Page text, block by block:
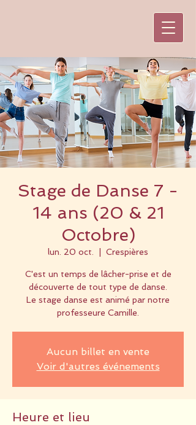
Stage de Danse 7 -
14 ans (20 & 21
Octobre)
lun. 20 oct. Crespières
C'est un temps de lâcher-prise et de
découverte de tout type de danse.
Le stage danse est animé par notre
professeure Camille.
Aucun billet en vente
Voir d'autres événements
Heure et lieu